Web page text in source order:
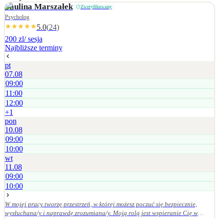
traumatycznych i stresu pourazowego (PTSD), • przeciążenia psychicznego,
wypalenia i chronicznego stresu, • trudności w relacjach interpersonalnych, •
niskiego poczucia własnej wartości i braku pewności siebie, • trudności w
stawianiu granic i asertywności, • problemów adaptacyjnych i zmian
życiowych, • poczucia zagubienia, pustki lub utraty sensu, • trudności w
radzeniu sobie z chorobą psychiczną (własną lub bliskiej osoby).
Paulina Marszałek Zweryfikowany
Psycholog
5.0(24)
200 zl/ sesja
Najbliższe terminy
pt
07.08
09:00
11:00
12:00
+1
pon
10.08
09:00
10:00
wt
11.08
09:00
10:00
W mojej pracy tworzę przestrzeń, w której możesz poczuć się bezpiecznie,
wysłuchana/y i naprawdę zrozumiana/y. Moją rolą jest wspieranie Cię w